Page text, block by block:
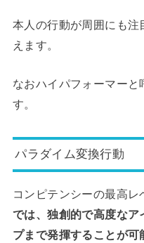
本人の行動が周囲にも
えます。
なおハイパフォーマー
す。
パラダイム変換行動
コンピテンシーの最高レ
では、独創的で高度なア
プまで発揮することが可